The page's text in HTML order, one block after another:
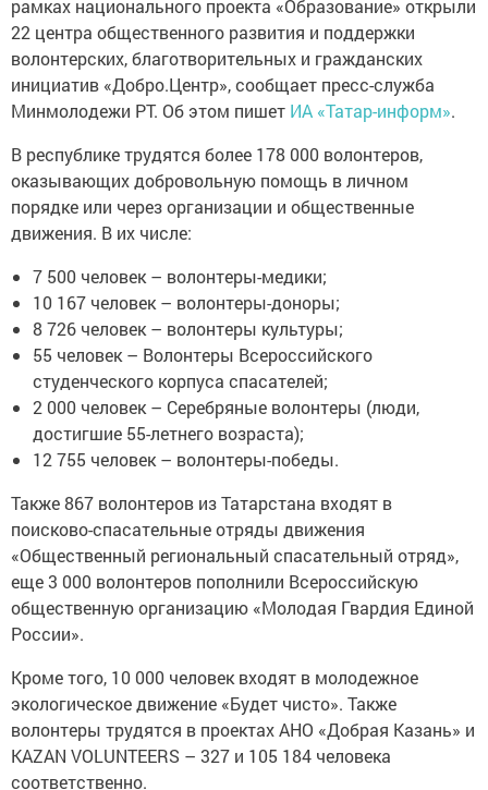
рамках национального проекта «Образование» открыли
22 центра общественного развития и поддержки
волонтерских, благотворительных и гражданских
инициатив «Добро.Центр», сообщает пресс-служба
Минмолодежи РТ. Об этом пишет ИА «Татар-информ».
В республике трудятся более 178 000 волонтеров,
оказывающих добровольную помощь в личном
порядке или через организации и общественные
движения. В их числе:
7 500 человек – волонтеры-медики;
10 167 человек – волонтеры-доноры;
8 726 человек – волонтеры культуры;
55 человек – Волонтеры Всероссийского
студенческого корпуса спасателей;
2 000 человек – Серебряные волонтеры (люди,
достигшие 55-летнего возраста);
12 755 человек – волонтеры-победы.
Также 867 волонтеров из Татарстана входят в
поисково-спасательные отряды движения
«Общественный региональный спасательный отряд»,
еще 3 000 волонтеров пополнили Всероссийскую
общественную организацию «Молодая Гвардия Единой
России».
Кроме того, 10 000 человек входят в молодежное
экологическое движение «Будет чисто». Также
волонтеры трудятся в проектах АНО «Добрая Казань» и
KAZAN VOLUNTEERS – 327 и 105 184 человека
соответственно.